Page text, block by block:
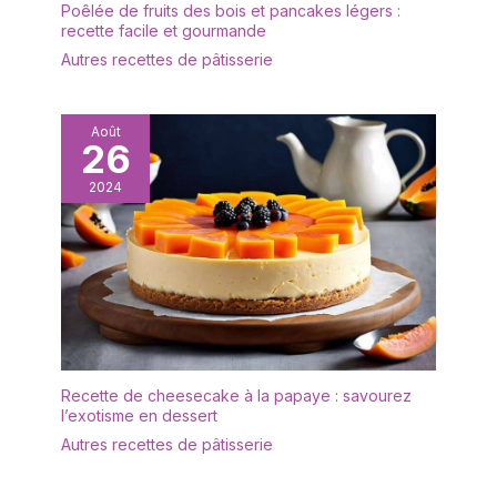
vaisselle et arts de la
et robustes : Leur
offrent une vraie
sensation de qualité. Ce
set assiette robuste a
été conçu pour durer,
compléter vos vaisselle
et plats de service, et
résister à l’épreuve du
temps. À offrir ou à
s’offrir : Un service de
table durable et stylé,
parfait pour une
crémaillère, un mariage
ou tout simplement se
belle vaisselle.
Poêlée de fruits des bois et pancakes légers :
recette facile et gourmande
Autres recettes de pâtisserie
Août
26
2024
Recette de cheesecake à la papaye : savourez
l’exotisme en dessert
Autres recettes de pâtisserie